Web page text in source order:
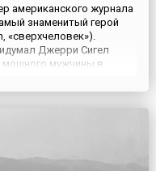
американского журнала
знаменитый герой
«сверхчеловек»).
Джерри Сигел
мощного мужчины в
комикса возник на